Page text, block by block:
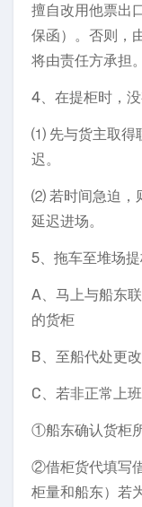
擅自改用他票出
保函）。否则，
将由责任方承担。
4、在提柜时，
⑴ 先与货主取得
迟。
⑵ 若时间急迫，
延迟进场。
5、拖车至堆场
A、马上与船东
的货柜
B、至船代处更
C、若非正常上
①船东确认货柜
②借柜货代填写
柜量和船东）若